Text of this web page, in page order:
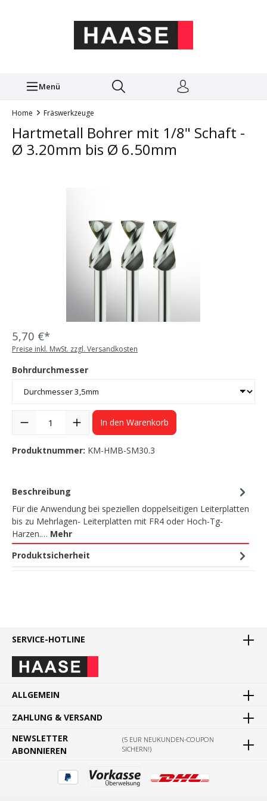
Menü
Home Fräswerkzeuge
Hartmetall Bohrer mit 1/8" Schaft -
Ø 3.20mm bis Ø 6.50mm
5,70 €*
Preise inkl. MwSt. zzgl. Versandkosten
Bohrdurchmesser
In den Warenkorb
Produktnummer: KM-HMB-SM30.3
Beschreibung
Für die Anwendung bei speziellen doppelseitigen Leiterplatten
bis zu Mehrlagen- Leiterplatten mit FR4 oder Hoch-Tg-
Harzen.… Mehr
Produktsicherheit
SERVICE-HOTLINE
ALLGEMEIN
ZAHLUNG & VERSAND
NEWSLETTER
ABONNIEREN
(5 EUR NEUKUNDEN-COUPON
SICHERN!)